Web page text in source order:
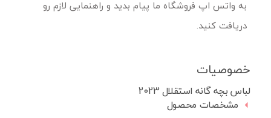
به واتس اپ فروشگاه ما پیام بدید و راهنمایی لازم رو
دریافت کنید.
خصوصیات
لباس بچه گانه استقلال 2023
مشخصات محصول